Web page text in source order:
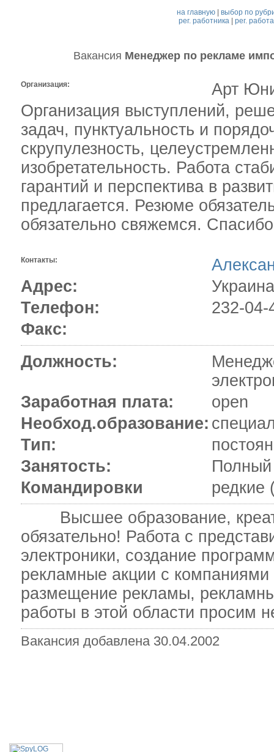
на главную |выбор по
рег. работника| рег.
Вакансия Менеджер по рекламе
Организация:
Арт
Организация выступлений,
задач, пунктуальность и
скрупулезность,
изобретательность. Работа
гарантий и перспектива в
предлагается. Резюме
обязательно свяжемся.
Контакты:
Адрес:
Телефон:
232-04-
Факс:
Должность:
Заработная плата:
open
Необход.образование:
Тип:
Занятость:
Полный
Командировки
редкие
Высшее образование,
обязательно! Работа с
электроники, создание
рекламные акции с
размещение рекламы,
работы в этой области просим
Вакансия добавлена 30.04.2002